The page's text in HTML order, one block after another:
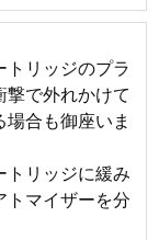
リッジのプラ
で外れかけて
合も御座いま
トリッジに緩み
トマイザーを分